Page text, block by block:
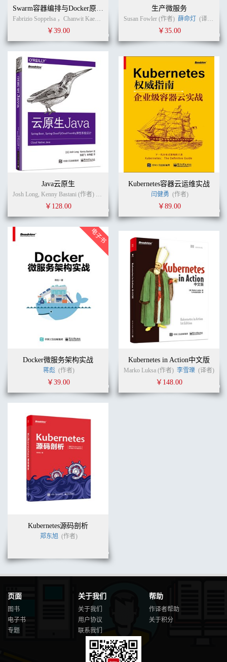
Swarm容器编排与Docker原生集群
Fabrizio Soppelsa ，Chanwit Kaewkasi (作者) 崔婧雯 (译者)
￥39.00
生产微服务
Susan Fowler (作者) 薛命灯 (译者)
￥35.00
Java云原生
Josh Long, Kenny Bastani (作者)张若飞
￥128.00
Kubernetes容器云运维实战
闫健勇 (作者)
￥89.00
Docker微服务架构实战
蒋彪 (作者)
￥39.00
Kubernetes in Action中文版
Marko Luksa (作者) 李雪瓅 (译者)
￥148.00
Kubernetes源码剖析
郑东旭 (作者)
页面
图书
电子书
专题
关于我们
关于我们
用户协议
联系我们
帮助
作译者帮助
关于积分